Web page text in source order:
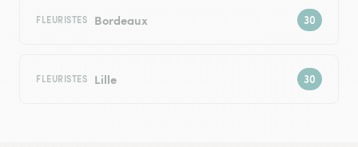
FLEURISTES Bordeaux
FLEURISTES Lille